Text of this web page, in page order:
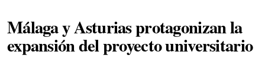
Málaga y Asturias protagonizan la
expansión del proyecto universitario